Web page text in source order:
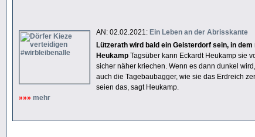
AN: 02.02.2021: Ein Leben an der Abrisskante
Lützerath wird bald ein Geisterdorf sein, in
Heukamp Tagsüber kann Eckardt Heukamp sie
sicher näher kriechen. Wenn es dann dunkel
auch die Tagebaubagger, wie sie das Erdreich
seien das, sagt Heukamp.
»»» mehr